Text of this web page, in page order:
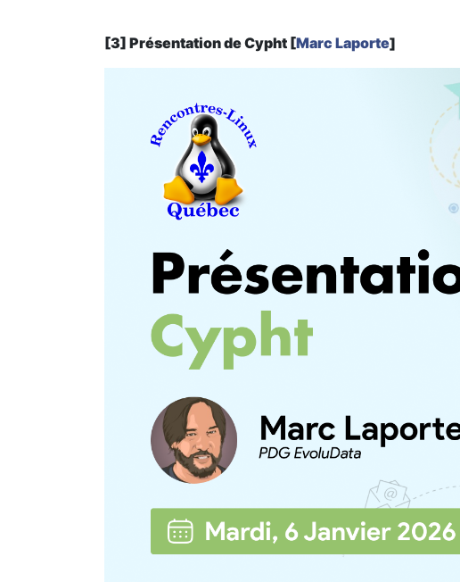
[3] Présentation de Cypht [Marc Laporte]